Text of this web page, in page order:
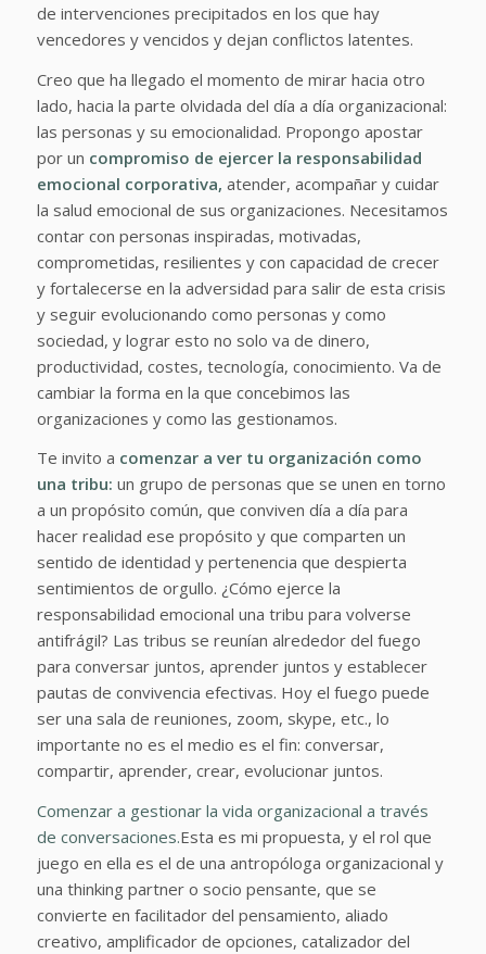
de intervenciones precipitados en los que hay
vencedores y vencidos y dejan conflictos latentes.
Creo que ha llegado el momento de mirar hacia otro
lado, hacia la parte olvidada del día a día organizacional:
las personas y su emocionalidad. Propongo apostar
por un compromiso de ejercer la responsabilidad
emocional corporativa, atender, acompañar y cuidar
la salud emocional de sus organizaciones. Necesitamos
contar con personas inspiradas, motivadas,
comprometidas, resilientes y con capacidad de crecer
y fortalecerse en la adversidad para salir de esta crisis
y seguir evolucionando como personas y como
sociedad, y lograr esto no solo va de dinero,
productividad, costes, tecnología, conocimiento. Va de
cambiar la forma en la que concebimos las
organizaciones y como las gestionamos.
Te invito a comenzar a ver tu organización como
una tribu: un grupo de personas que se unen en torno
a un propósito común, que conviven día a día para
hacer realidad ese propósito y que comparten un
sentido de identidad y pertenencia que despierta
sentimientos de orgullo. ¿Cómo ejerce la
responsabilidad emocional una tribu para volverse
antifrágil? Las tribus se reunían alrededor del fuego
para conversar juntos, aprender juntos y establecer
pautas de convivencia efectivas. Hoy el fuego puede
ser una sala de reuniones, zoom, skype, etc., lo
importante no es el medio es el fin: conversar,
compartir, aprender, crear, evolucionar juntos.
Comenzar a gestionar la vida organizacional a través
de conversaciones.Esta es mi propuesta, y el rol que
juego en ella es el de una antropóloga organizacional y
una thinking partner o socio pensante, que se
convierte en facilitador del pensamiento, aliado
creativo, amplificador de opciones, catalizador del